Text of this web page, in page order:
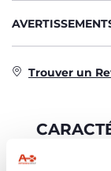
Trouver un